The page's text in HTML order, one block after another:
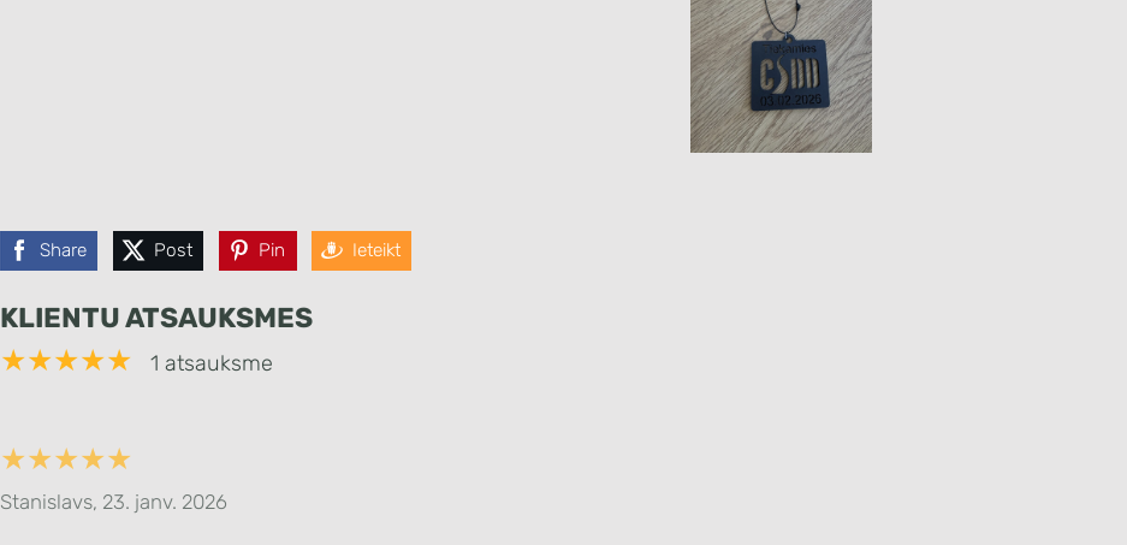
Share Post Pin Ieteikt
KLIENTU ATSAUKSMES
★★★★★ 1 atsauksme
★★★★★
Stanislavs, 23. janv. 2026